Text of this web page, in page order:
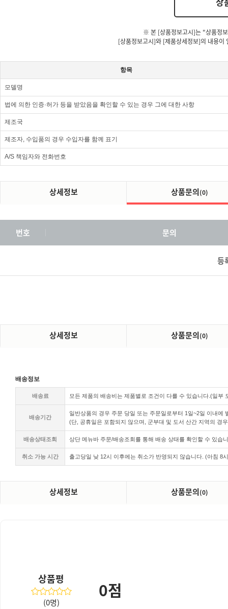
※ 본 [상품정보고시]는 "상품정
[상품정보고시]와 [제품상세정보]의 내용이
항목
모델명
법에 의한 인증·허가 등을 받았음을 확인할 수 있는 경우 그에 대한 사항
제조국
제조자, 수입품의 경우 수입자를 함께 표기
A/S 책임자와 전화번호
상세정보 상품문의(0)
번호 문의
등
상세정보 상품문의(0)
배송정보
배송료 모든 제품의 배송비는 제품별로 조건이 다를 수 있습니다.(일
배송기간
일반상품의 경우 주문 당일 또는 주문일로부터 1일~2일 이내
(단, 공휴일은 포함되지 않으며, 군부대 및 도서 산간 지역의 경
배송상태조회 상단 메뉴바 주문/배송조회를 통해 배송 상태를 확인할 수 있습
취소 가능 시간 출고당일 낮 12시 이후에는 취소가 반영되지 않습니다. (아침 8
상세정보 상품문의(0)
상품평
(0명)
0점